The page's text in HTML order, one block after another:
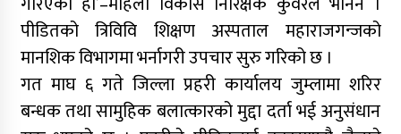
पीडितको त्रिविवि शिक्षण अस्पताल महाराजगन्जको
मानशिक विभागमा भर्नागरी उपचार सुरु गरिको छ ।
गत माघ ६ गते जिल्ला प्रहरी कार्यालय जुम्लामा शरिर
बन्धक तथा सामुहिक बलात्कारको मुद्दा दर्ता भई अनुसंधान